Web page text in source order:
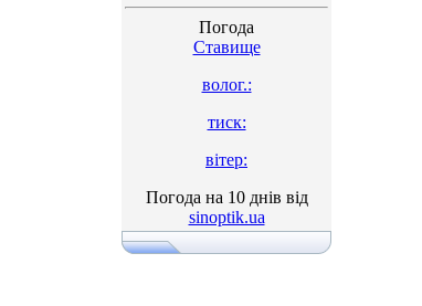
Погода
Ставище
волог.:
тиск:
вітер:
Погода на 10 днів від
sinoptik.ua